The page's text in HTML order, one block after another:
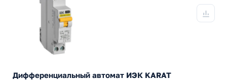
Дифференциальный автомат ИЭК KARAT